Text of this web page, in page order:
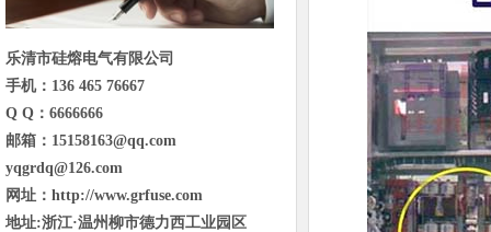
乐清市硅熔电气有限公司
手机：136 465 76667
Q Q：6666666
邮箱：15158163@qq.com
yqgrdq@126.com
网址：http://www.grfuse.com
地址:浙江·温州柳市德力西工业园区